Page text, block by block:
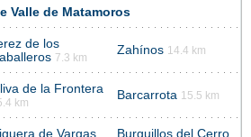
Valle de Matamoros
de los
7.3 km
Zahínos 14.4 km
de la Frontera
km
Barcarrota 15.5 km
de Vargas Burguillos del Cerro